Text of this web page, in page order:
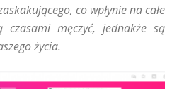
co wpłynie na całe
czasami męczyć, jednakże są
życia.